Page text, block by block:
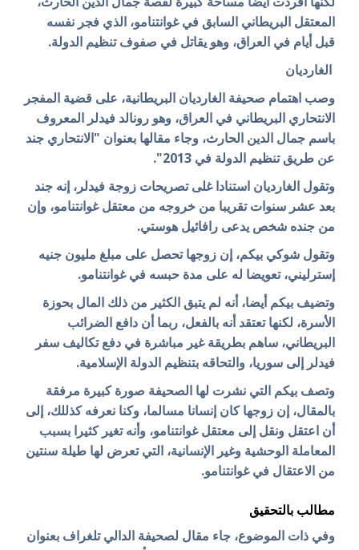
المعتقل البريطاني السابق في غوانتنامو، الذي فجر نفسه
قبل أيام في العراق، وهو يقاتل في صفوف تنظيم الدولة.
الغارديان
وصب اهتمام صحيفة الغارديان البريطانية، على قضية المفجر
الانتحاري البريطاني في العراق، وهو رونالد فيدلر المعروف
باسم جمال الدين الحارث، وجاء مقالها بعنوان "الانتحاري جند
عن طريق تنظيم الدولة في 2013".
وتقول الغارديان استنادا غلى تصريحات زوجة فيدلر، إنه جند
بعد عشر سنوات تقريبا من خروجه من معتقل غوانتنامو، وإن
من جنده شخص يدعى رافائيل هوستي.
وتقول شوكي بيكم، إن زوجها تحصل على مبلغ مليون جنيه
إسترليني، تعويضا له على مدة حبسه في غوانتنامو.
وتضيف بيكم أيضا، أنه لم يتبق الكثير من ذلك المال بحوزة
الأسرة، لكنها تعتقد أنه بالفعل، ربما أن دافع الضرائب
البريطاني، ساهم بطريقة غير مباشرة في دفع تكاليف سفر
فيدلر إلى سوريا، والتحاقه بتنظيم الدولة الإسلامية.
وتصف بيكم التي نشرت لها الصحيفة صورة كبيرة مرفقة
بالمقال، إن زوجها كان إنسانا مسالما، وكنا نعرفه كذللك، إلى
أن اعتقل ونقل إلى معتقل غوانتنامو، وأنه تغير كثيرا بسبب
المعاملة الوحشية وغير الإنسانية، التي تعرض لها طيلة سنتين
من الاعتقال في غوانتنامو.
مطالب بالتحقيق
وفي ذات الموضوع، جاء مقال لصحيفة الدالي تلغراف بعنوان